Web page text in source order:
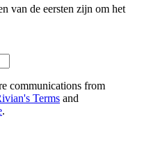
van de eersten zijn om het
communications from
Terms and
.